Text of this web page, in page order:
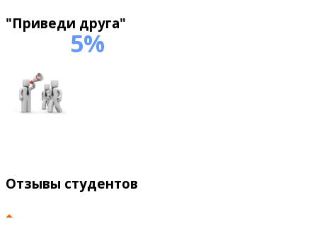
"Приведи друга"
5%
Отзывы студентов